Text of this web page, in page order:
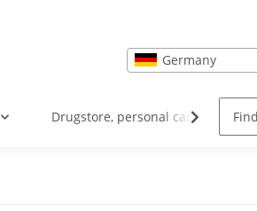
Germany
Drugstore, personal care and